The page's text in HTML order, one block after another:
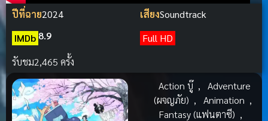
ปีที่ฉาย2024 เสียงSoundtrack
IMDb 8.9
Full HD
รับชม2,465 ครั้ง
Action บู๊ ,
Adventure
(ผจญภัย) , Animation ,
Fantasy (แฟนตาซี) ,